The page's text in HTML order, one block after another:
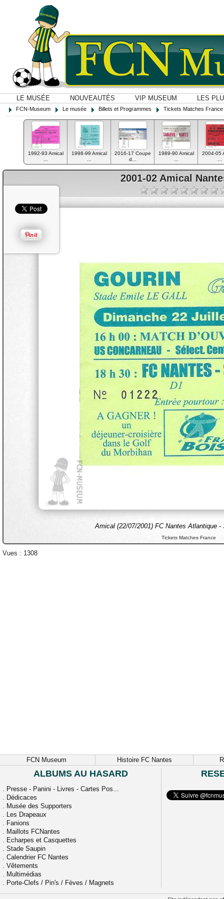
LE MUSÉE NOUVEAUTÉS VIP MUSEUM LES
FCN-Museum Le musée Billets et Programmes Tickets Matches France
1992-93 Amical
1998-99 Amical
2016-17 Coupe
d...
1989-90 Amical
2004-05
2001-02 Amical
Amical (22/07/2001) FC Nantes Atlantique -
Tickets Matches France
Vues : 1308
FCN Museum Histoire FC Nantes
ALBUMS AU HASARD
. Presse - Panini - Livres - Cartes Pos...
. Dédicaces
. Musée des Supporters
. Les Drapeaux
. Fanions
. Maillots FCNantes
. Echarpes et Casquettes
. Stade Saupin
. Calendrier FC Nantes
. Vêtements
. Multimédias
. Porte-Clefs / Pin's / Fèves / Magnets